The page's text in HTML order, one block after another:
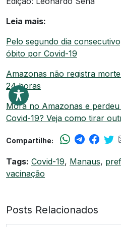
Leia mais:
Pelo segundo dia
óbito por Covid-19
Amazonas não registra
24 horas
Mora no Amazonas e
Covid-19? Veja como tirar
Compartilhe:
Tags: Covid-19, Manaus,
vacinação
Posts Relacionados